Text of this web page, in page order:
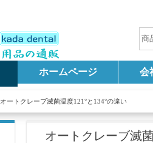
ホームページ 会
オートクレーブ滅菌温度121°と134°の違い
オートクレーブ滅